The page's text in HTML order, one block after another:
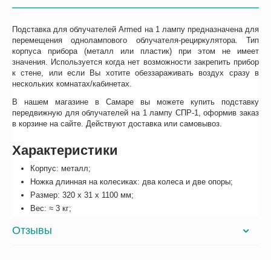
Подставка для облучателей Armed на 1 лампу предназначена для
перемещения однолампового облучателя-рециркулятора. Тип
корпуса прибора (металл или пластик) при этом не имеет
значения. Используется когда нет возможности закрепить прибор
к стене, или если Вы хотите обеззараживать воздух сразу в
нескольких комнатах/кабинетах.
В нашем магазине в Самаре вы можете купить подставку
передвижную для облучателей на 1 лампу СПР-1, оформив заказ
в корзине на сайте. Действуют доставка или самовывоз.
Характеристики
Корпус: металл;
Ножка длинная на колесиках: два колеса и две опоры;
Размер: 320 х 31 х 1100 мм;
Вес: ≈ 3 кг;
Отзывы